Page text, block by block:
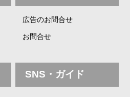
広告のお問合せ
お問合せ
SNS・ガイド